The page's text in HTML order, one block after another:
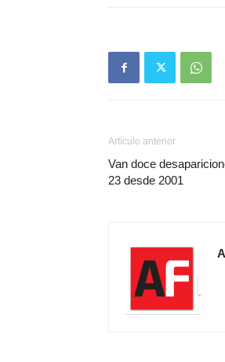
Artículo anterior
Van doce
23 desde 2001